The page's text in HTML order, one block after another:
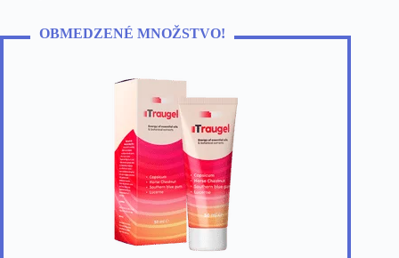
OBMEDZENÉ MNOŽSTVO!